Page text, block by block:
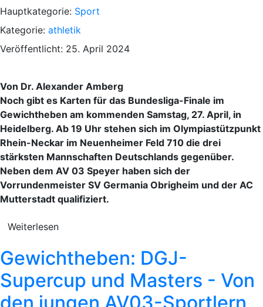
Hauptkategorie: Sport
Kategorie: athletik
Veröffentlicht: 25. April 2024
Von Dr. Alexander Amberg
Noch gibt es Karten für das Bundesliga-Finale im
Gewichtheben am kommenden Samstag, 27. April, in
Heidelberg. Ab 19 Uhr stehen sich im Olympiastützpunkt
Rhein-Neckar im Neuenheimer Feld 710 die drei
stärksten Mannschaften Deutschlands gegenüber.
Neben dem AV 03 Speyer haben sich der
Vorrundenmeister SV Germania Obrigheim und der AC
Mutterstadt qualifiziert.
Weiterlesen
Gewichtheben: DGJ-
Supercup und Masters - Von
den jungen AV03-Sportlern